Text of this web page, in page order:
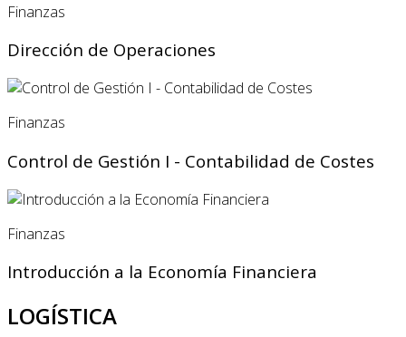
Finanzas
Dirección de Operaciones
Finanzas
Control de Gestión I - Contabilidad de Costes
Finanzas
Introducción a la Economía Financiera
LOGÍSTICA